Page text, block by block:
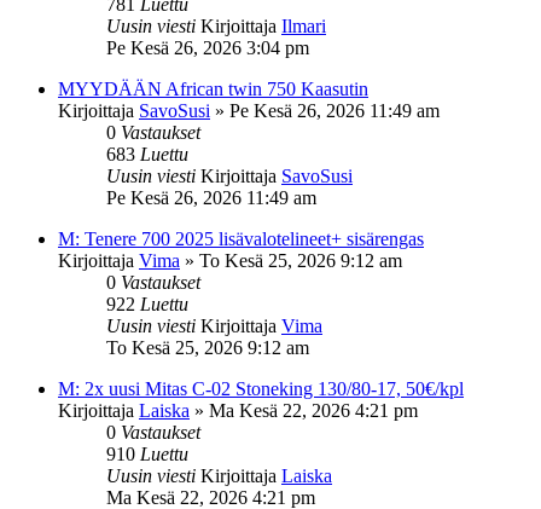
Uusin viesti Kirjoittaja Ilmari
Pe Kesä 26, 2026 3:04 pm
MYYDÄÄN African twin 750 Kaasutin
Kirjoittaja SavoSusi » Pe Kesä 26, 2026 11:49 am
0 Vastaukset
683 Luettu
Uusin viesti Kirjoittaja SavoSusi
Pe Kesä 26, 2026 11:49 am
M: Tenere 700 2025 lisävalotelineet+ sisärengas
Kirjoittaja Vima » To Kesä 25, 2026 9:12 am
0 Vastaukset
922 Luettu
Uusin viesti Kirjoittaja Vima
To Kesä 25, 2026 9:12 am
M: 2x uusi Mitas C-02 Stoneking 130/80-17, 50€/kpl
Kirjoittaja Laiska » Ma Kesä 22, 2026 4:21 pm
0 Vastaukset
910 Luettu
Uusin viesti Kirjoittaja Laiska
Ma Kesä 22, 2026 4:21 pm